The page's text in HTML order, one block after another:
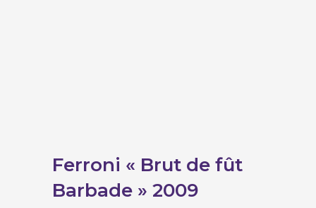
Ferroni « Brut de fût
Barbade » 2009